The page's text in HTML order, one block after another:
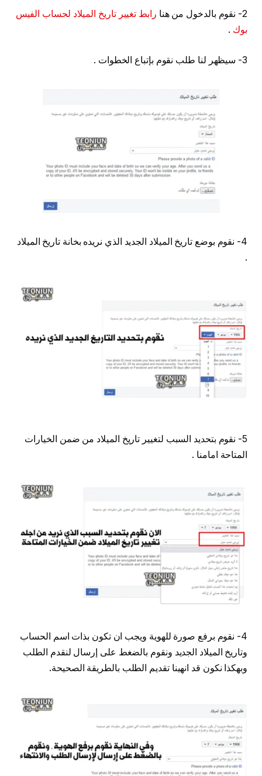
2- نقوم بالدخول من هنا
رابط تغيير تاريخ الميلاد لحساب الفيس
بوك .
3- سيظهر لنا طلب نقوم بإتباع الخطوات .
4- نقوم بوضع تاريخ الميلاد الجديد الذي نريده بخانة تاريخ الميلاد
.
5- نقوم بتحديد السبب لتغيير تاريخ الميلاد من ضمن الخيارات
المتاحة امامنا .
4- نقوم برفع صورة للهوية ويجب ان تكون بذات اسم الحساب
وتاريخ الميلاد الجديد ونقوم بالضغط على إرسال لنقدم الطلب
وبهكذا نكون قد انهينا تقديم الطلب بالطريقة الصحيحة.